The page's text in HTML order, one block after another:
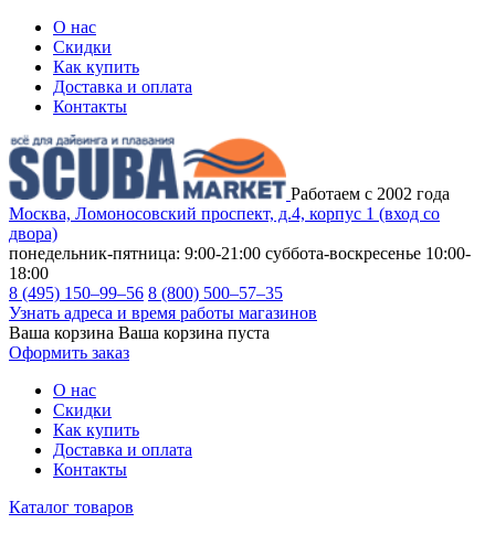
О нас
Скидки
Как купить
Доставка и оплата
Контакты
Работаем с 2002 года
Москва, Ломоносовский проспект, д.4, корпус 1 (вход со
двора)
понедельник-пятница: 9:00-21:00 суббота-воскресенье 10:00-
18:00
8 (495) 150–99–56 8 (800) 500–57–35
Узнать адреса и время работы магазинов
Ваша корзина Ваша корзина пуста
Оформить заказ
О нас
Скидки
Как купить
Доставка и оплата
Контакты
Каталог товаров